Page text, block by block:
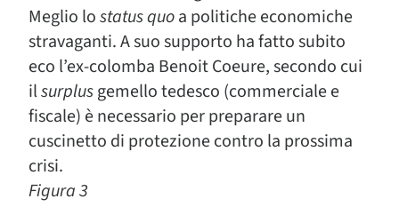
Meglio lostatus quoa politiche economiche
stravaganti. A suo supporto ha fatto subito
eco l’ex-colomba Benoit Coeure, secondo cui
ilsurplusgemello tedesco (commerciale e
fiscale) è necessario per preparare un
cuscinetto di protezione contro la prossima
crisi.
Figura 3